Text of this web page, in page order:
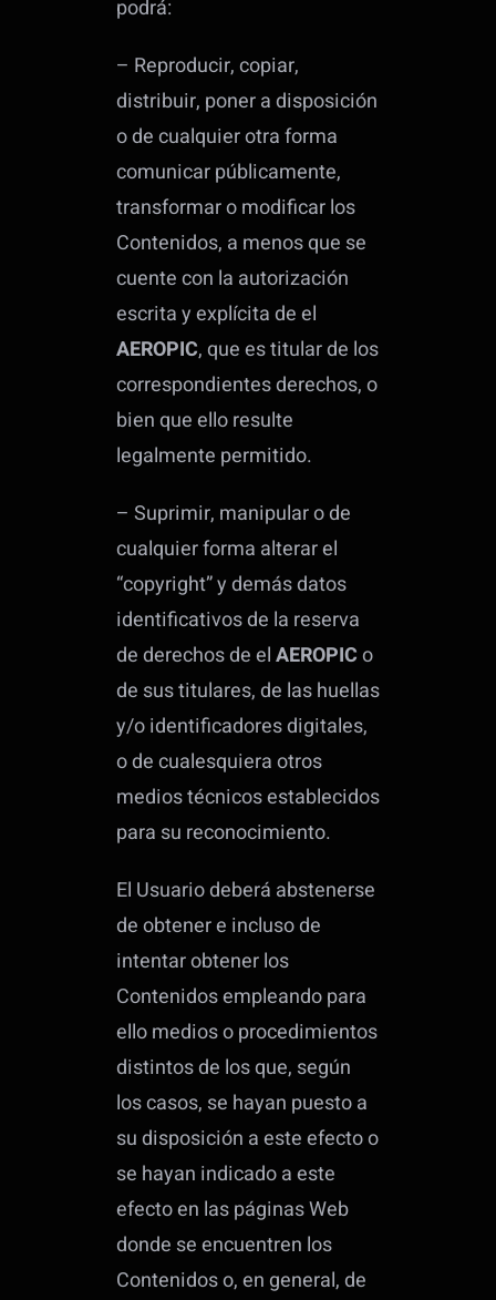
podrá:
– Reproducir, copiar,
distribuir, poner a disposición
o de cualquier otra forma
comunicar públicamente,
transformar o modificar los
Contenidos, a menos que se
cuente con la autorización
escrita y explícita de el
AEROPIC, que es titular de los
correspondientes derechos, o
bien que ello resulte
legalmente permitido.
– Suprimir, manipular o de
cualquier forma alterar el
“copyright” y demás datos
identificativos de la reserva
de derechos de elAEROPICo
de sus titulares, de las huellas
y/o identificadores digitales,
o de cualesquiera otros
medios técnicos establecidos
para su reconocimiento.
El Usuario deberá abstenerse
de obtener e incluso de
intentar obtener los
Contenidos empleando para
ello medios o procedimientos
distintos de los que, según
los casos, se hayan puesto a
su disposición a este efecto o
se hayan indicado a este
efecto en las páginas Web
donde se encuentren los
Contenidos o, en general, de